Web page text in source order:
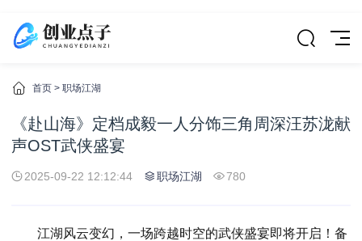
首页 > 职场江湖
《赴山海》定档成毅一人分饰三角周深汪苏泷献
声OST武侠盛宴
2025-09-22 12:12:44 职场江湖 780
江湖风云变幻，一场跨越时空的武侠盛宴即将开启！备